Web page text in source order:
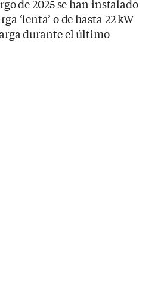
de 2025 se han instalado
‘lenta’ o de hasta 22 kW
durante el último